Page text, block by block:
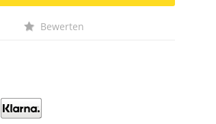
Bewerten